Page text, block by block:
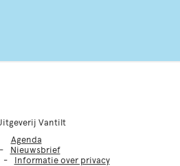
Vantilt
Agenda
Nieuwsbrief
Informatie over privacy